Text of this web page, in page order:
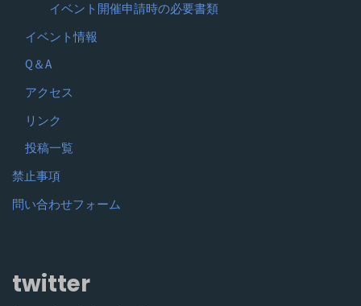
イベント開催申請時の必要書類
イベント情報
Q＆A
アクセス
リンク
投稿一覧
禁止事項
問い合わせフォーム
twitter